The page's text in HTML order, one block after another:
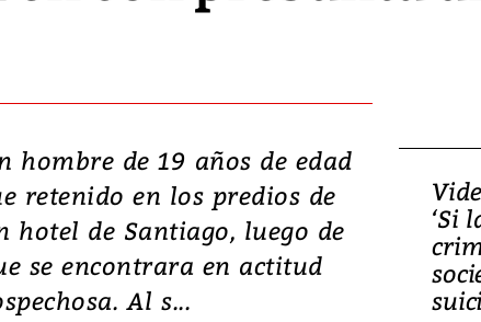
hombre de 19 años de edad
retenido en los predios de
hotel de Santiago, luego de
se encontrara en actitud
Al s...
Video, Japón: Terremoto
deja heridos y graves
daños en Kumamoto
‘Si